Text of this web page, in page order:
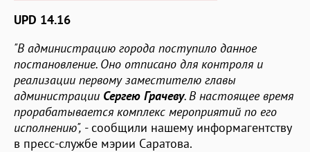
UPD 14.16
"В администрацию города поступило данное
постановление. Оно отписано для контроля и
реализации первому заместителю главы
администрации Сергею Грачеву. В настоящее время
прорабатывается комплекс мероприятий по его
исполнению", - сообщили нашему информагентству
в пресс-службе мэрии Саратова.